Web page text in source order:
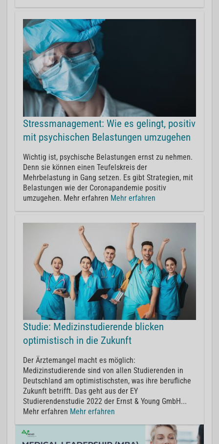
Stressmanagement: Wie es gelingt, positiv
mit psychischen Belastungen umzugehen
Wichtig ist, psychische Belastungen ernst zu nehmen.
Denn sie können einen Teufelskreis der
Mehrbelastung in Gang setzen. Es gibt Strategien, mit
Belastungen wie der Coronapandemie positiv
umzugehen. Mehr erfahren Mehr erfahren
Studie: Medizinstudierende blicken
optimistisch in die Zukunft
Der Ärztemangel macht es möglich:
Medizinstudierende sind von allen Studierenden in
Deutschland am optimistischsten, was ihre berufliche
Zukunft betrifft. Das geht aus der EY
Studierendenstudie 2022 der Ernst & Young GmbH...
Mehr erfahren Mehr erfahren